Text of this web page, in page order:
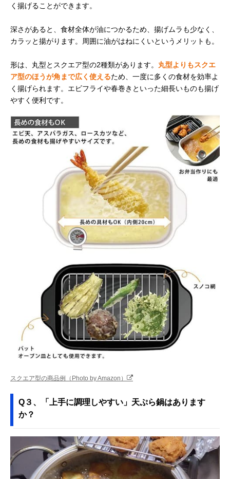
く揚げることができます。
深さがあると、食材全体が油につかるため、揚げムラも少なく、
カラッと揚がります。周囲に油がはねにくいというメリットも。
形は、丸型とスクエア型の2種類があります。 丸型よりもスクエ
ア型のほうが角まで広く使えるため、一度に多くの食材を効率よ
く揚げられます。エビフライや春巻きといった細長いものも揚げ
やすく便利です。
スクエア型の商品例（Photo by Amazon）
Q３、「上手に調理しやすい」天ぷら鍋はあります
か？